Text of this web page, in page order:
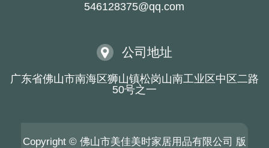
546128375@qq.com
公司地址
广东省佛山市南海区狮山镇松岗山南工业区中区二路
50号之一
Copyright © 佛山市美佳美时家居用品有限公司 版